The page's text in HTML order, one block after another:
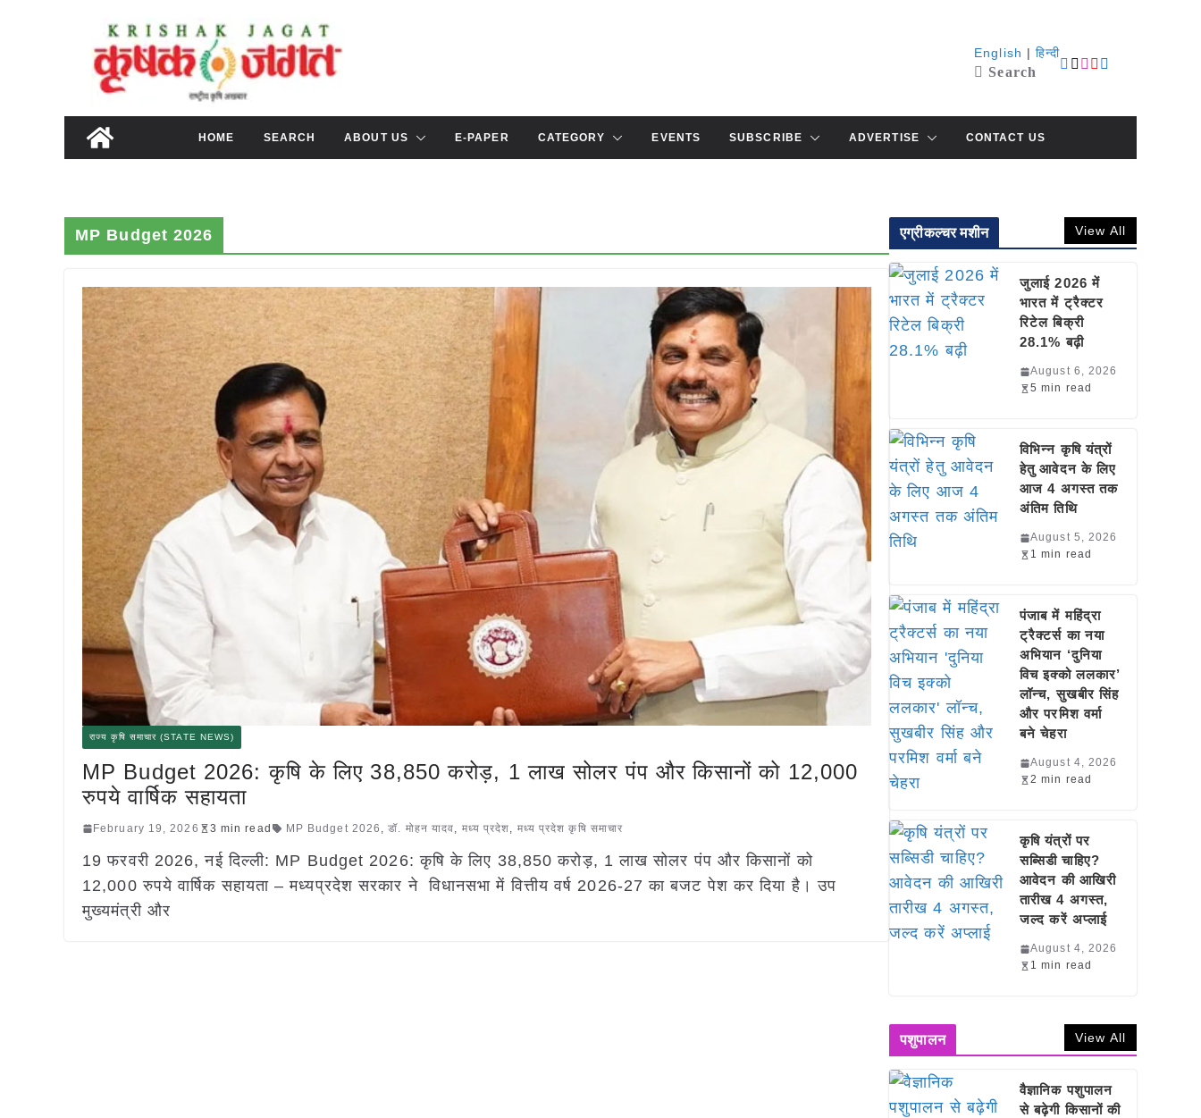
content
English | हिन्दी
Search
HOME SEARCH ABOUT US E-PAPER CATEGORY EVENTS SUBSCRIBE ADVERTISE CONTACT US
MP Budget 2026
राज्य कृषि समाचार (STATE NEWS)
MP Budget 2026: कृषि के लिए 38,850 करोड़, 1 लाख सोलर पंप और किसानों को 12,000
रुपये वार्षिक सहायता
February 19, 2026 3 min read MP Budget 2026 ,डॉ. मोहन यादव, मध्य प्रदेश, मध्य प्रदेश कृषि समाचार
19 फरवरी 2026, नई दिल्ली: MP Budget 2026: कृषि के लिए 38,850 करोड़, 1 लाख सोलर पंप और किसानों को
12,000 रुपये वार्षिक सहायता – मध्यप्रदेश सरकार ने विधानसभा में वित्तीय वर्ष 2026-27 का बजट पेश कर दिया है। उप
मुख्यमंत्री और
एग्रीकल्चर मशीन View All
जुलाई 2026 में
भारत में ट्रैक्टर
रिटेल बिक्री
28.1% बढ़ी
August 6, 2026
5 min read
विभिन्न कृषि यंत्रों
हेतु आवेदन के लिए
आज 4 अगस्त तक
अंतिम तिथि
August 5, 2026
1 min read
पंजाब में महिंद्रा
ट्रैक्टर्स का नया
अभियान ‘दुनिया
विच इक्को ललकार’
लॉन्च, सुखबीर सिंह
और परमिश वर्मा
बने चेहरा
August 4, 2026
2 min read
कृषि यंत्रों पर
सब्सिडी चाहिए?
आवेदन की आखिरी
तारीख 4 अगस्त,
जल्द करें अप्लाई
August 4, 2026
1 min read
पशुपालन View All
वैज्ञानिक पशुपालन
से बढ़ेगी किसानों की